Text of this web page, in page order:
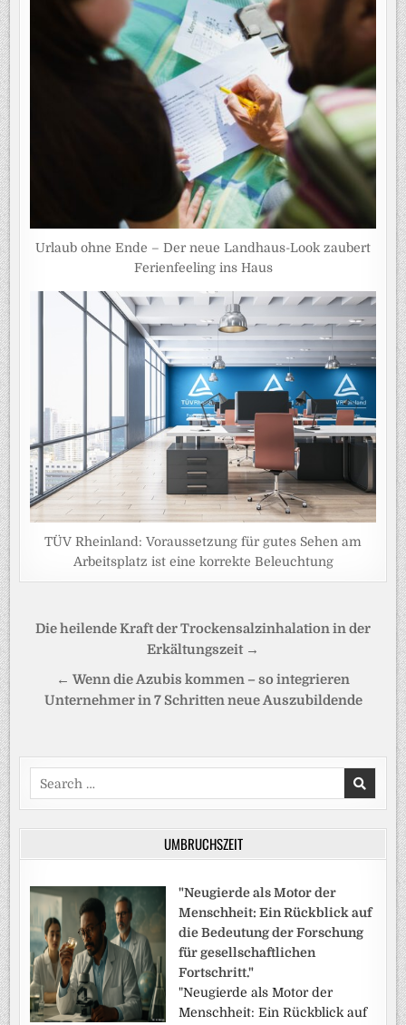
Urlaub ohne Ende – Der neue Landhaus-Look zaubert
Ferienfeeling ins Haus
TÜV Rheinland: Voraussetzung für gutes Sehen am
Arbeitsplatz ist eine korrekte Beleuchtung
Beitragsnavigation
Die heilende Kraft der Trockensalzinhalation in der
Erkältungszeit →
← Wenn die Azubis kommen – so integrieren
Unternehmer in 7 Schritten neue Auszubildende
Search
for:
UMBRUCHSZEIT
"Neugierde als Motor der
Menschheit: Ein Rückblick auf
die Bedeutung der Forschung
für gesellschaftlichen
Fortschritt."
"Neugierde als Motor der
Menschheit: Ein Rückblick auf